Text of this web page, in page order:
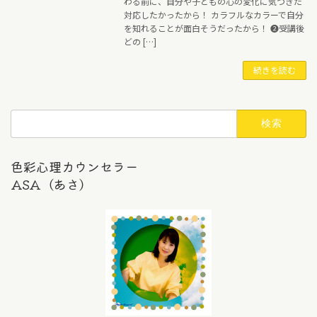
対応したかったから！ カラフルなカラーで自分
を知れることが面白そうだったから！ ❷受講後
どの […]
続きを読む
検
色彩心理カウンセラー
ASA（あさ）